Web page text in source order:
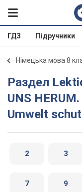
ГДЗ Підручники
Німецька мова 8
Раздел Lektion 5. DIE NATUR UM
UNS
Umwelt
2 3
7 9